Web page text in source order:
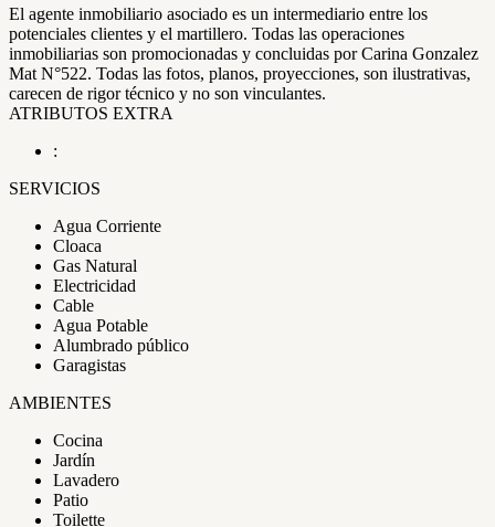
El agente inmobiliario asociado es un intermediario entre los
potenciales clientes y el martillero. Todas las operaciones
inmobiliarias son promocionadas y concluidas por Carina Gonzalez
Mat N°522. Todas las fotos, planos, proyecciones, son ilustrativas,
carecen de rigor técnico y no son vinculantes.
ATRIBUTOS EXTRA
:
SERVICIOS
Agua Corriente
Cloaca
Gas Natural
Electricidad
Cable
Agua Potable
Alumbrado público
Garagistas
AMBIENTES
Cocina
Jardín
Lavadero
Patio
Toilette